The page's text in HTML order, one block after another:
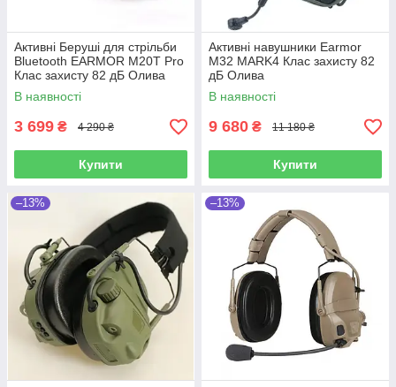
Активні Беруші для стрільби
Bluetooth EARMOR M20T Pro
Клас захисту 82 дБ Олива
В наявності
3 699 ₴ 4 290 ₴
Купити
Активні навушники Earmor
M32 MARK4 Клас захисту 82
дБ Олива
В наявності
9 680 ₴ 11 180 ₴
Купити
–13% –13%